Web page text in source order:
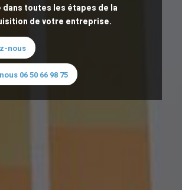
dans toutes les étapes de la
de votre entreprise.
nous
06 50 66 98 75